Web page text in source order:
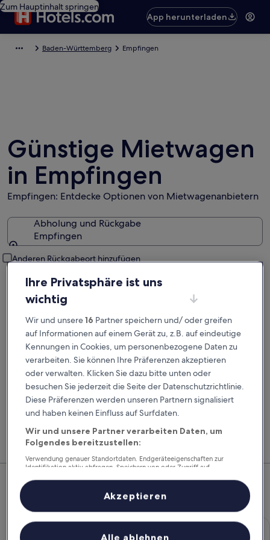
Zum Hauptinhalt springen
App herunterladen
Baden-Württemberg Empfingen
Günstige Mietwagen
in Empfingen
Empfingen: Entdecke Optionen von Mietwagenanbietern
Abholung und Rückgabe
Empfingen
Anderen Rückgabeort hinzufügen
Abholdatum
21. Aug.
Rückgabezeit
Ich habe einen Rabattcode
Suchen
und Mietwagen zusammen, um noch mehr zu
sparen.
Top-Mietwagenangebote –
Empfingen
Economy
Economy Chevrolet Spark
Ihre Privatsphäre ist uns
wichtig
Wir und unsere16 Partner speichern und/ oder greifen
auf Informationen auf einem Gerät zu, z.B. auf eindeutige
Kennungen in Cookies, um personenbezogene Daten zu
verarbeiten. Sie können Ihre Präferenzen akzeptieren
oder verwalten. Klicken Sie dazu bitte unten oder
besuchen Sie jederzeit die Seite der Datenschutzrichtlinie.
Diese Präferenzen werden unseren Partnern signalisiert
und haben keinen Einfluss auf Surfdaten.
Wir und unsere Partner verarbeiten Daten, um
Folgendes bereitzustellen:
Verwendung genauer Standortdaten. Endgeräteeigenschaften zur
Identifikation aktiv abfragen. Speichern von oder Zugriff auf
Inhalte, Messung von Werbeleistung und der Performance von Inhalten,
Zielgruppenforschung sowie Entwicklung und Verbesserung von
Liste der Partner (Lieferanten)
Alle ablehnen
Akzeptieren